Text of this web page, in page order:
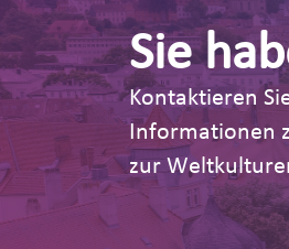
Sie
Kontaktieren
Informationen
zur